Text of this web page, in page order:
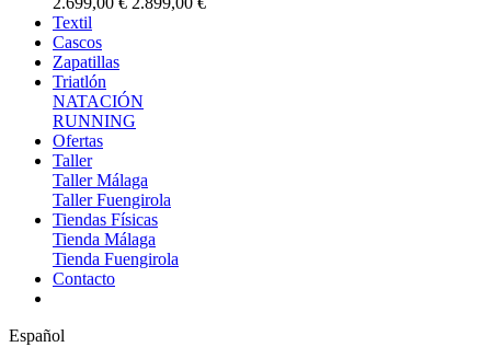
Textil
Cascos
Zapatillas
Triatlón
NATACIÓN
RUNNING
Ofertas
Taller
Taller Málaga
Taller Fuengirola
Tiendas Físicas
Tienda Málaga
Tienda Fuengirola
Contacto
Español